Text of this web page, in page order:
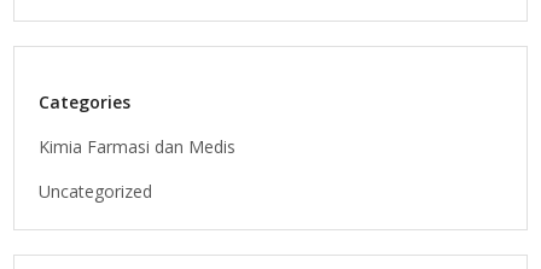
Categories
Kimia Farmasi dan Medis
Uncategorized